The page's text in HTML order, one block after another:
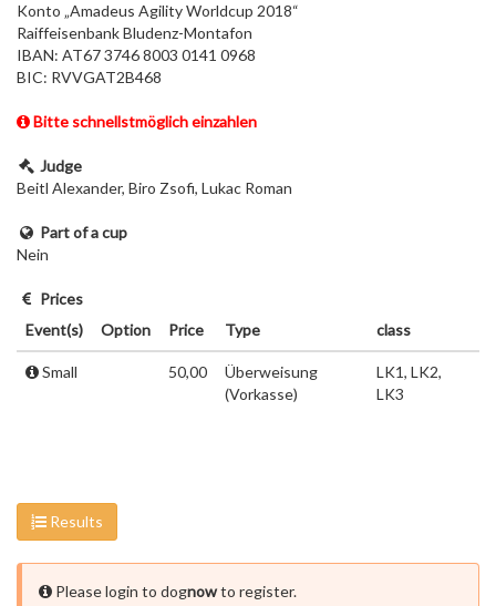
Konto „Amadeus Agility Worldcup 2018“
Raiffeisenbank Bludenz-Montafon
IBAN: AT67 3746 8003 0141 0968
BIC: RVVGAT2B468
Bitte schnellstmöglich einzahlen
Judge
Beitl Alexander, Biro Zsofi, Lukac Roman
Part of a cup
Nein
Prices
Event(s)
Option Price Type class
Small 50,00
Überweisung
(Vorkasse)
LK1, LK2,
LK3
Results
Please login to dognowto register.